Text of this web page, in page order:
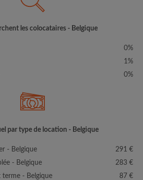
les colocataires - Belgique
0%
1%
0%
par type de location - Belgique
- Belgique
291 €
- Belgique
283 €
- Belgique
87 €